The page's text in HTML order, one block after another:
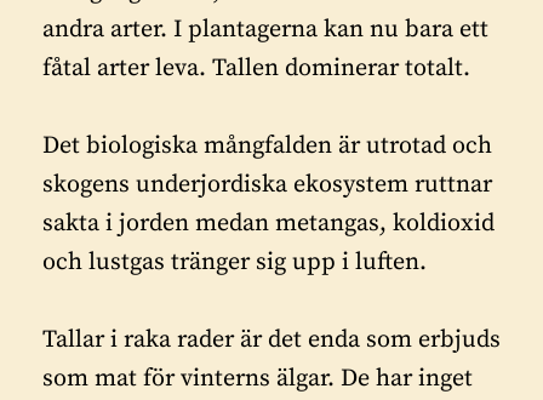
andra arter. I plantagerna kan nu bara ett
fåtal arter leva. Tallen dominerar totalt.
Det biologiska mångfalden är utrotad och
skogens underjordiska ekosystem ruttnar
sakta i jorden medan metangas, koldioxid
och lustgas tränger sig upp i luften.
Tallar i raka rader är det enda som erbjuds
som mat för vinterns älgar. De har inget